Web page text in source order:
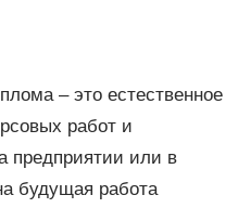
– это естественное
работ и
предприятии или в
будущая работа